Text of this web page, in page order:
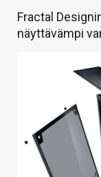
Fractal
näyttävämpi